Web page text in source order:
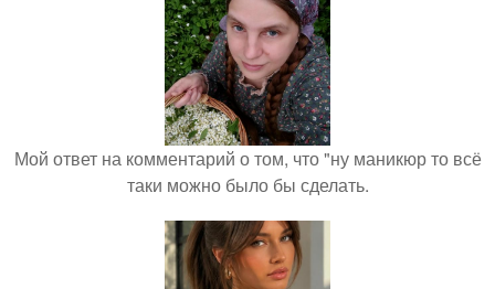
Мой ответ на комментарий о том, что "ну маникюр то всё
таки можно было бы сделать.